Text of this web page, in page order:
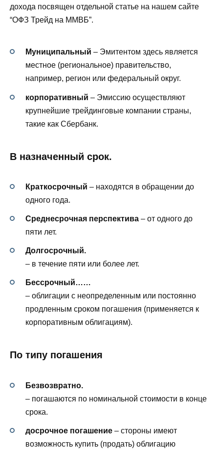
дохода посвящен отдельной статье на нашем сайте
“ОФЗ Трейд на ММВБ”.
Муниципальный – Эмитентом здесь является
местное (региональное) правительство,
например, регион или федеральный округ.
корпоративный – Эмиссию осуществляют
крупнейшие трейдинговые компании страны,
такие как Сбербанк.
В назначенный срок.
Краткосрочный – находятся в обращении до
одного года.
Среднесрочная перспектива – от одного до
пяти лет.
Долгосрочный.
– в течение пяти или более лет.
Бессрочный……
– облигации с неопределенным или постоянно
продленным сроком погашения (применяется к
корпоративным облигациям).
По типу погашения
Безвозвратно.
– погашаются по номинальной стоимости в конце
срока.
досрочное погашение – стороны имеют
возможность купить (продать) облигацию